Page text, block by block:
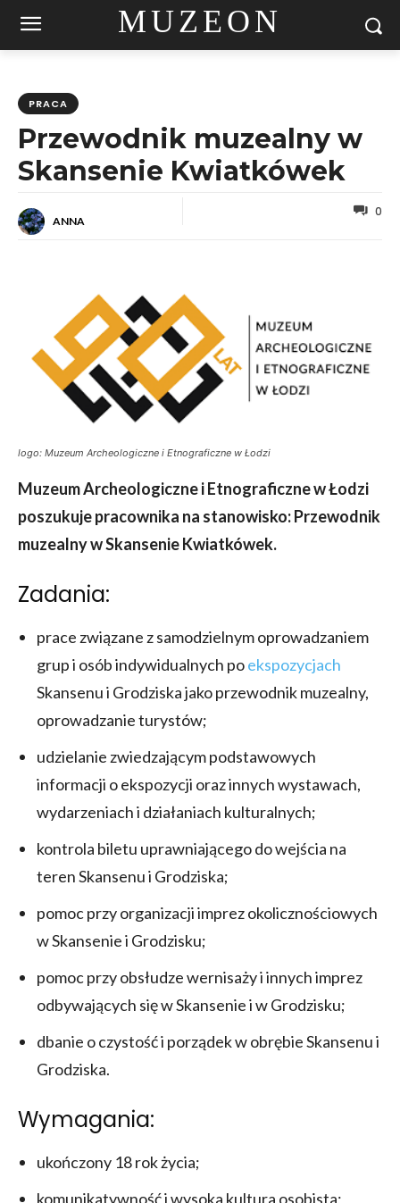
MUZEON
PRACA
Przewodnik muzealny w
Skansenie Kwiatkówek
ANNA
0
logo: Muzeum Archeologiczne i Etnograficzne w Łodzi
Muzeum Archeologiczne i Etnograficzne w Łodzi
poszukuje pracownika na stanowisko: Przewodnik
muzealny w Skansenie Kwiatkówek.
Zadania:
prace związane z samodzielnym oprowadzaniem
grup i osób indywidualnych poekspozycjach
Skansenu i Grodziska jako przewodnik muzealny,
oprowadzanie turystów;
udzielanie zwiedzającym podstawowych
informacji o ekspozycji oraz innych wystawach,
wydarzeniach i działaniach kulturalnych;
kontrola biletu uprawniającego do wejścia na
teren Skansenu i Grodziska;
pomoc przy organizacji imprez okolicznościowych
w Skansenie i Grodzisku;
pomoc przy obsłudze wernisaży i innych imprez
odbywających się w Skansenie i w Grodzisku;
dbanie o czystość i porządek w obrębie Skansenu i
Grodziska.
Wymagania:
ukończony 18 rok życia;
komunikatywność i wysoka kultura osobista;